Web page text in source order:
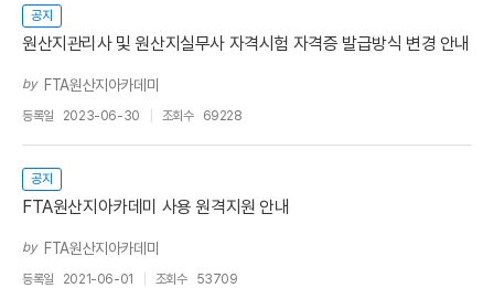
공지
원산지관리사 및 원산지실무사 자격시험 자격증 발급방식 변경 안내
by FTA원산지아카데미
등록일 2023-06-30 조회수 69228
공지
FTA원산지아카데미 사용 원격지원 안내
by FTA원산지아카데미
등록일 2021-06-01 조회수 53709